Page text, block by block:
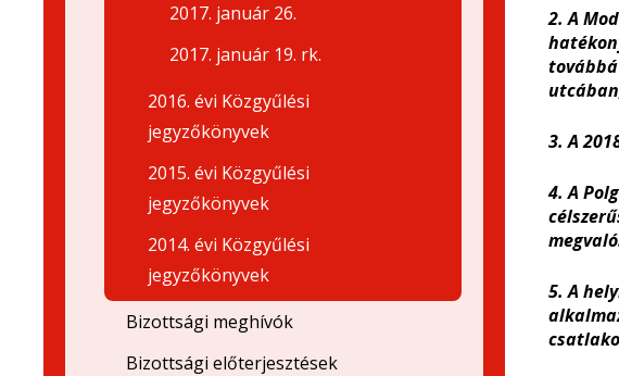
2. A
3. A
4. A
5. A
2017. január 26.
2017. január 19. rk.
2016. évi Közgyűlési
jegyzőkönyvek
2015. évi Közgyűlési
jegyzőkönyvek
2014. évi Közgyűlési
jegyzőkönyvek
Bizottsági meghívók
Bizottsági előterjesztések